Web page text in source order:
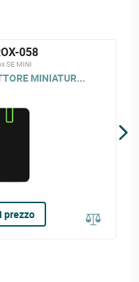
058
SE MINI
MINIATUR...
prezzo